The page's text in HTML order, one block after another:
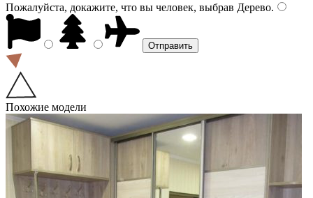
Пожалуйста, докажите, что вы человек, выбрав Дерево.
Похожие модели